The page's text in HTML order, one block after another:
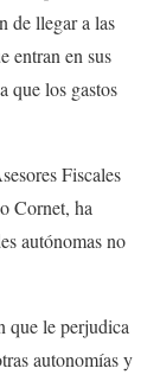
de llegar a las
entran en sus
que los gastos
Fiscales
Cornet, ha
autónomas no
que le perjudica
autonomías y